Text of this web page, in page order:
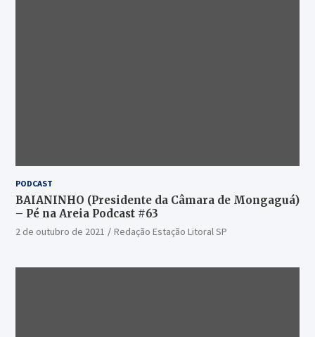
PODCAST
BAIANINHO (Presidente da Câmara de Mongaguá)
– Pé na Areia Podcast #63
2 de outubro de 2021 Redação Estação Litoral SP